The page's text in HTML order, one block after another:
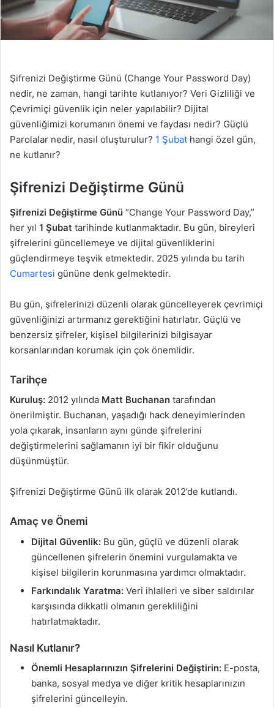
Şifrenizi Değiştirme Günü (Change Your Password Day)
nedir, ne zaman, hangi tarihte kutlanıyor? Veri Gizliliği ve
Çevrimiçi güvenlik için neler yapılabilir? Dijital
güvenliğimizi korumanın önemi ve faydası nedir? Güçlü
Parolalar nedir, nasıl oluşturulur? 1 Şubat hangi özel gün,
ne kutlanır?
Şifrenizi Değiştirme Günü
Şifrenizi Değiştirme Günü “Change Your Password Day,”
her yıl 1 Şubat tarihinde kutlanmaktadır. Bu gün, bireyleri
şifrelerini güncellemeye ve dijital güvenliklerini
güçlendirmeye teşvik etmektedir. 2025 yılında bu tarih
Cumartesi gününe denk gelmektedir.
Bu gün, şifrelerinizi düzenli olarak güncelleyerek çevrimiçi
güvenliğinizi artırmanız gerektiğini hatırlatır. Güçlü ve
benzersiz şifreler, kişisel bilgilerinizi bilgisayar
korsanlarından korumak için çok önemlidir.
Tarihçe
Kuruluş: 2012 yılında Matt Buchanan tarafından
önerilmiştir. Buchanan, yaşadığı hack deneyimlerinden
yola çıkarak, insanların aynı günde şifrelerini
değiştirmelerini sağlamanın iyi bir fikir olduğunu
düşünmüştür.
Şifrenizi Değiştirme Günü ilk olarak 2012’de kutlandı.
Amaç ve Önemi
Dijital Güvenlik: Bu gün, güçlü ve düzenli olarak
güncellenen şifrelerin önemini vurgulamakta ve
kişisel bilgilerin korunmasına yardımcı olmaktadır.
Farkındalık Yaratma: Veri ihlalleri ve siber saldırılar
karşısında dikkatli olmanın gerekliliğini
hatırlatmaktadır.
Nasıl Kutlanır?
Önemli Hesaplarınızın Şifrelerini Değiştirin: E-posta,
banka, sosyal medya ve diğer kritik hesaplarınızın
şifrelerini güncelleyin.